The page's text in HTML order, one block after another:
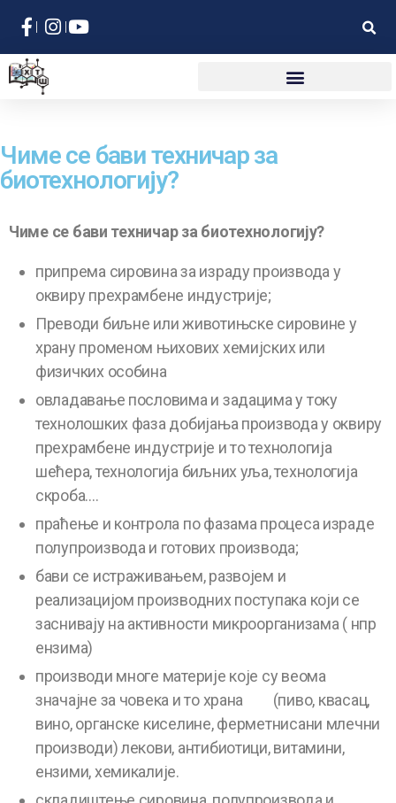
Чиме се бави техничар за
биотехнологију?
Чиме се бави техничар за биотехнологију?
припрема сировина за израду производа у
оквиру прехрамбене индустрије;
Преводи биљне или животињске сировине у
храну променом њихових хемијских или
физичких особина
овладавање пословима и задацима у току
технолошких фаза добијања производа у оквиру
прехрамбене индустрије и то технологија
шећера, технологија биљних уља, технологија
скроба….
праћење и контрола по фазама процеса израде
полупроизвода и готових производа;
бави се истраживањем, развојем и
реализацијом производних поступака који се
заснивају на активности микроорганизама ( нпр
ензима)
производи многе материје које су веома
значајне за човека и то храна (пиво, квасац,
вино, органске киселине, ферметнисани млечни
производи) лекови, антибиотици, витамини,
ензими, хемикалије.